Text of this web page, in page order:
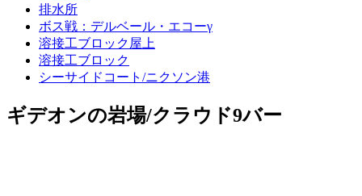
排水所
ボス戦：デルベール・エコーγ
溶接工ブロック屋上
溶接工ブロック
シーサイドコート/ニクソン港
ギデオンの岩場/クラウド9バー